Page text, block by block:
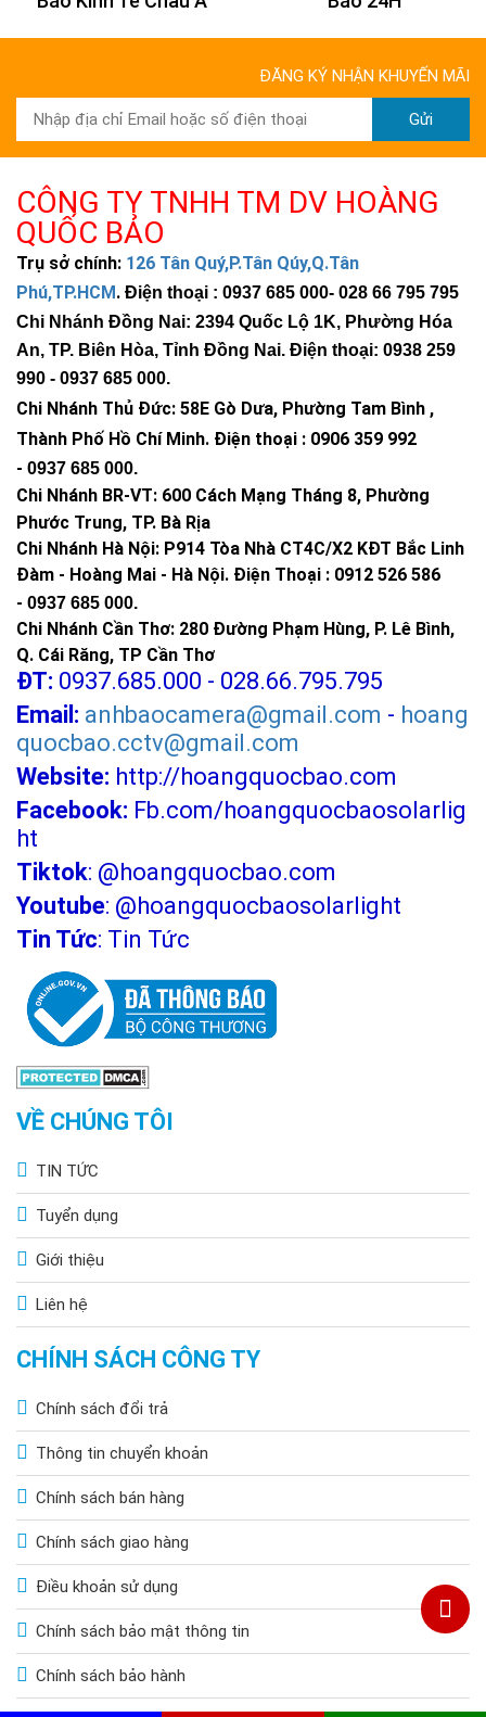
ĐĂNG KÝ NHẬN KHUYẾN MÃI
Gửi
CÔNG TY TNHH TM DV HOÀNG
QUỐC BẢO
Trụ sở chính: 126 Tân Quý,P.Tân Qúy,Q.Tân
Phú,TP.HCM . Điện thoại : 0937 685 000- 028 66 795 795
Chi Nhánh Đồng Nai: 2394 Quốc Lộ 1K, Phường Hóa
An, TP. Biên Hòa, Tỉnh Đồng Nai. Điện thoại: 0938 259
990 - 0937 685 000.
Chi Nhánh Thủ Đức: 58E Gò Dưa, Phường Tam Bình ,
Thành Phố Hồ Chí Minh. Điện thoại : 0906 359 992
- 0937 685 000.
Chi Nhánh BR-VT: 600 Cách Mạng Tháng 8, Phường
Phước Trung, TP. Bà Rịa
Chi Nhánh Hà Nội: P914 Tòa Nhà CT4C/X2 KĐT Bắc Linh
Đàm - Hoàng Mai - Hà Nội. Điện Thoại : 0912 526 586
- 0937 685 000.
Chi Nhánh Cần Thơ: 280 Đường Phạm Hùng, P. Lê Bình,
Q. Cái Răng, TP Cần Thơ
ĐT: 0937.685.000 - 028.66.795.795
Email: anhbaocamera@gmail.com - hoang
quocbao.cctv@gmail.com
Website: http://hoangquocbao.com
Facebook: Fb.com/hoangquocbaosolarlig
ht
Tiktok: @hoangquocbao.com
Youtube: @hoangquocbaosolarlight
Tin Tức: Tin Tức
VỀ CHÚNG TÔI
TIN TỨC
Tuyển dụng
Giới thiệu
Liên hệ
CHÍNH SÁCH CÔNG TY
Chính sách đổi trả
Thông tin chuyển khoản
Chính sách bán hàng
Chính sách giao hàng
Điều khoản sử dụng
Chính sách bảo mật thông tin
Chính sách bảo hành